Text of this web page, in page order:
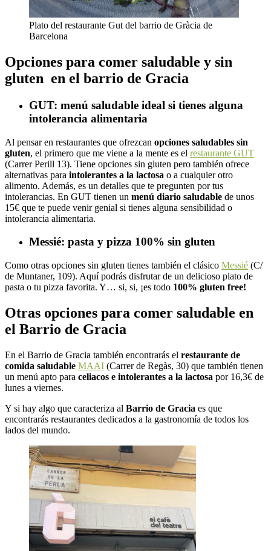
Plato del restaurante Gut del barrio de Gràcia de
Barcelona
Opciones para comer saludable y sin
gluten en el barrio de Gracia
GUT: menú saludable ideal si tienes alguna
intolerancia alimentaria
Al pensar en restaurantes que ofrezcan opciones saludables sin
gluten, el primero que me viene a la mente es el restaurante GUT
(Carrer Perill 13). Tiene opciones sin gluten pero también ofrece
alternativas para intolerantes a la lactosa o a cualquier otro
alimento. Además, es un detalles que te pregunten por tus
intolerancias. En GUT tienen un menú diario saludable de unos
15€ que te puede venir genial si tienes alguna sensibilidad o
intolerancia alimentaria.
Messié: pasta y pizza 100% sin gluten
Como otras opciones sin gluten tienes también el clásico Messié (C/
de Muntaner, 109). Aquí podrás disfrutar de un delicioso plato de
pasta o tu pizza favorita. Y… si, si, ¡es todo 100% gluten free!
Otras opciones para comer saludable en
el Barrio de Gracia
En el Barrio de Gracia también encontrarás el restaurante de
comida saludable MAAI (Carrer de Regàs, 30) que también tienen
un menú apto para celiacos e intolerantes a la lactosa por 16,3€ de
lunes a viernes.
Y si hay algo que caracteriza al Barrio de Gracia es que
encontrarás restaurantes dedicados a la gastronomía de todos los
lados del mundo.